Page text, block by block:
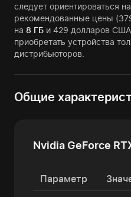
следует ориентироваться
рекомендованные цены
на 8 ГБ и 429 долларов
приобретать устройства
дистрибьюторов.
Общие
Nvidia GeForce
Параметр